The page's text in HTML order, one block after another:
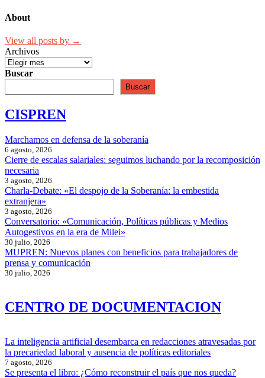
About
View all posts by →
Archivos
Buscar
Buscar
CISPREN
Marchamos en defensa de la soberanía
6 agosto, 2026
Cierre de escalas salariales: seguimos luchando por la recomposición
necesaria
3 agosto, 2026
Charla-Debate: «El despojo de la Soberanía: la embestida
extranjera»
3 agosto, 2026
Conversatorio: «Comunicación, Políticas públicas y Medios
Autogestivos en la era de Milei»
30 julio, 2026
MUPREN: Nuevos planes con beneficios para trabajadores de
prensa y comunicación
30 julio, 2026
CENTRO DE DOCUMENTACION
La inteligencia artificial desembarca en redacciones atravesadas por
la precariedad laboral y ausencia de políticas editoriales
7 agosto, 2026
Se presenta el libro: ¿Cómo reconstruir el país que nos queda?